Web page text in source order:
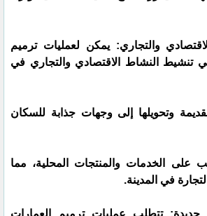
والتجاري: يمكن لعمليات ترميم
تنشيط النشاط الاقتصادي والتجاري في
وتحويلها إلى وجهات جذابة للسكان
على الخدمات والمنتجات المحلية، مما
في المدينة.